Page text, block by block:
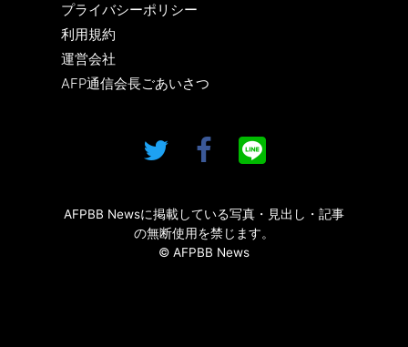
プライバシーポリシー
利用規約
運営会社
AFP通信会長ごあいさつ
AFPBB Newsに掲載している写真・見出し・記事
の無断使用を禁じます。
© AFPBB News